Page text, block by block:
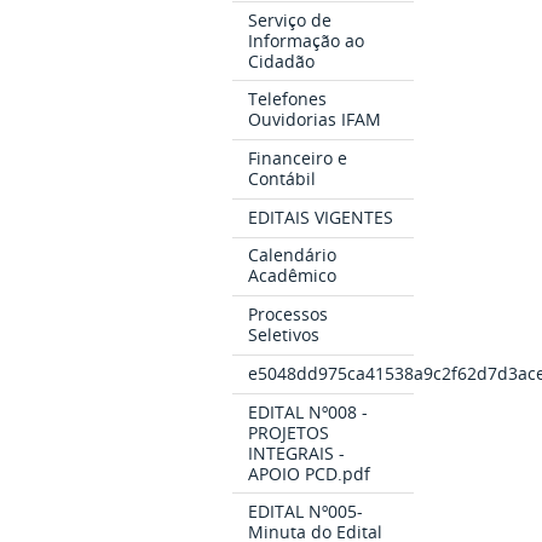
Serviço de
Informação ao
Cidadão
Telefones
Ouvidorias IFAM
Financeiro e
Contábil
EDITAIS VIGENTES
Calendário
Acadêmico
Processos
Seletivos
EDITAL Nº008 -
PROJETOS
INTEGRAIS -
APOIO PCD.pdf
EDITAL Nº005-
Minuta do Edital